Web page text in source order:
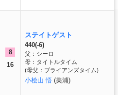
8
16
ステイトゲスト
440(-6)
父：シーロ
母：タイトルタイム
(母父：ブライアンズタイム)
小桧山 悟 (美浦)